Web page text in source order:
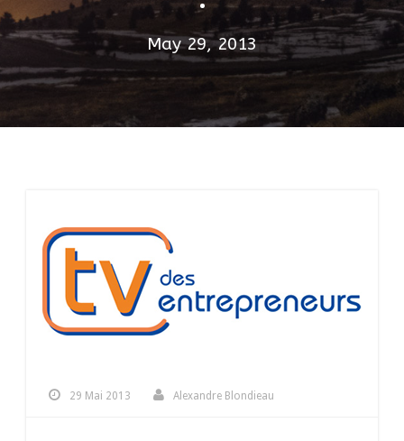
•
May 29, 2013
29 Mai 2013 Alexandre Blondieau